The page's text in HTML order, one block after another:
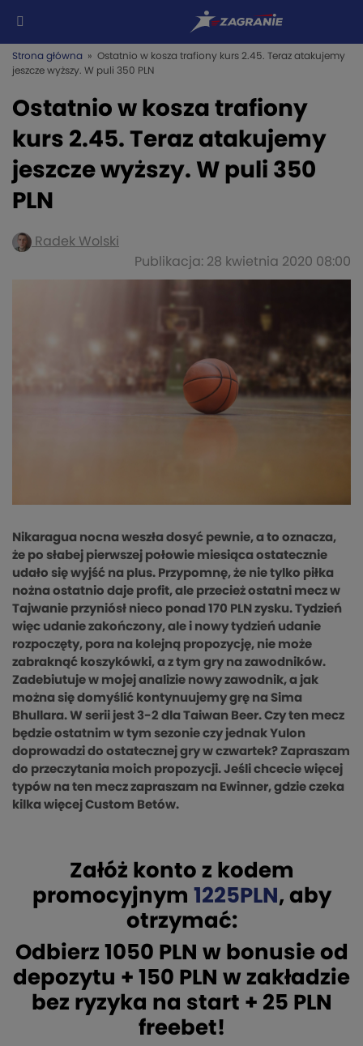
Strona główna » Ostatnio w kosza trafiony kurs 2.45. Teraz atakujemy
jeszcze wyższy. W puli 350 PLN
Ostatnio w kosza trafiony
kurs 2.45. Teraz atakujemy
jeszcze wyższy. W puli 350
PLN
Radek Wolski
Publikacja: 28 kwietnia 2020 08:00
Nikaragua nocna weszła dosyć pewnie, a to oznacza,
że po słabej pierwszej połowie miesiąca ostatecznie
udało się wyjść na plus. Przypomnę, że nie tylko piłka
nożna ostatnio daje profit, ale przecież ostatni mecz w
Tajwanie przyniósł nieco ponad 170 PLN zysku. Tydzień
więc udanie zakończony, ale i nowy tydzień udanie
rozpoczęty, pora na kolejną propozycję, nie może
zabraknąć koszykówki, a z tym gry na zawodników.
Zadebiutuje w mojej analizie nowy zawodnik, a jak
można się domyślić kontynuujemy grę na Sima
Bhullara. W serii jest 3-2 dla Taiwan Beer. Czy ten mecz
będzie ostatnim w tym sezonie czy jednak Yulon
doprowadzi do ostatecznej gry w czwartek? Zapraszam
do przeczytania moich propozycji. Jeśli chcecie więcej
typów na ten mecz zapraszam na Ewinner, gdzie czeka
kilka więcej Custom Betów.
Załóż konto z kodem
promocyjnym 1225PLN , aby
otrzymać:
Odbierz 1050 PLN w bonusie od
depozytu + 150 PLN w zakładzie
bez ryzyka na start + 25 PLN
freebet!